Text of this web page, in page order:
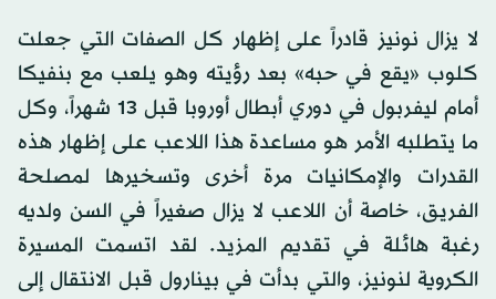
لا يزال نونيز قادراً على إظهار كل الصفات التي جعلت
كلوب «يقع في حبه» بعد رؤيته وهو يلعب مع بنفيكا
أمام ليفربول في دوري أبطال أوروبا قبل 13 شهراً، وكل
ما يتطلبه الأمر هو مساعدة هذا اللاعب على إظهار هذه
القدرات والإمكانيات مرة أخرى وتسخيرها لمصلحة
الفريق، خاصة أن اللاعب لا يزال صغيراً في السن ولديه
رغبة هائلة في تقديم المزيد. لقد اتسمت المسيرة
الكروية لنونيز، والتي بدأت في بينارول قبل الانتقال إلى